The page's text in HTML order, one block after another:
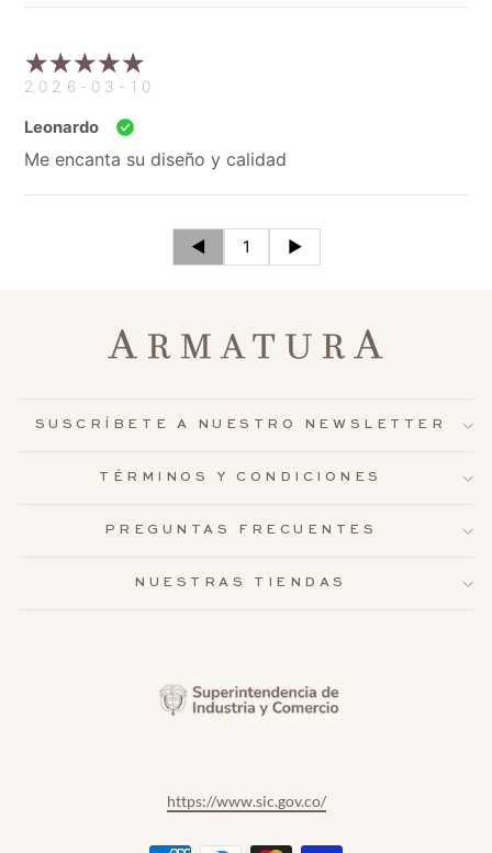
2026-03-10
Leonardo
Me encanta su diseño y calidad
◄ 1 ►
SUSCRÍBETE A NUESTRO NEWSLETTER
TÉRMINOS Y CONDICIONES
PREGUNTAS FRECUENTES
NUESTRAS TIENDAS
https://www.sic.gov.co/